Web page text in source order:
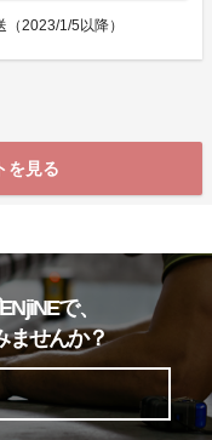
2023/1/5以降）
を見る
で、
ませんか？